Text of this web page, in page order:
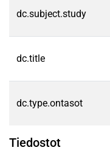
dc.subject.study
dc.title
dc.type.ontasot
Tiedostot